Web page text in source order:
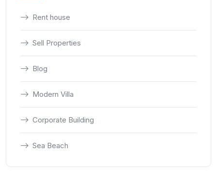
Rent house
Sell Properties
Blog
Modern Villa
Corporate Building
Sea Beach